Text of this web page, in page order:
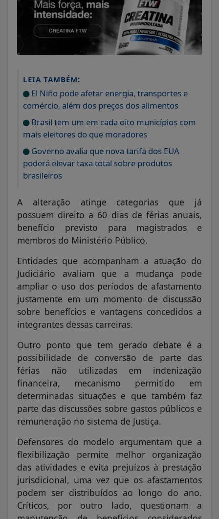
LEIA TAMBÉM:
El Niño pode afetar energia, transportes e
comércio, além dos preços dos alimentos
Brasil tem um em cada oito municípios com
mais eleitores do que moradores
Governo avalia que nova tarifa dos EUA
poderá elevar taxa total sobre produtos
brasileiros
A alteração atinge categorias que já
possuem direito a 60 dias de férias anuais,
benefício previsto para magistrados e
membros do Ministério Público.
Entidades que acompanham a atuação do
Judiciário avaliam que a mudança pode
ampliar o uso dos períodos de afastamento
justamente em um momento de discussão
sobre benefícios e vantagens concedidos a
integrantes dessas carreiras.
Outro ponto que tem gerado debate é a
possibilidade de conversão de parte das
férias não utilizadas em indenização
financeira, mecanismo permitido em
determinadas situações e que também faz
parte das discussões sobre gastos públicos e
remuneração no sistema de Justiça.
Defensores do modelo argumentam que a
flexibilização permite melhor organização
das atividades e evita prejuízos à prestação
jurisdicional, uma vez que os afastamentos
podem ser distribuídos ao longo do ano.
Críticos, por outro lado, questionam a